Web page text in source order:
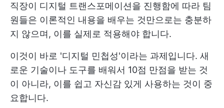
직장이 디지털 트랜스포메이션을 진행함에 따라 팀
원들은 이론적인 내용을 배우는 것만으로는 충분하
지 않으며, 이를 실제로 적용해야 합니다.
이것이 바로 '디지털 민첩성'이라는 과제입니다. 새
로운 기술이나 도구를 배워서 10점 만점을 받는 것
이 아니라, 이를 쉽고 자신감 있게 사용하는 것이 중
요합니다.